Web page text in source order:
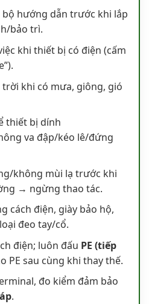
hướng dẫn trước khi lắp
bảo trì.
khi thiết bị có điện (cấm
khi có mưa, giông, gió
thiết bị dính
va đập/kéo lê/đứng
không mùi lạ trước khi
→ ngừng thao tác.
cách điện, giày bảo hộ,
đeo tay/cổ.
điện; luôn đấu PE (tiếp
PE sau cùng khi thay thế.
đo kiểm đảm bảo
.